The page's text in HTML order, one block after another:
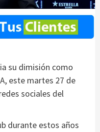
su dimisión como
este martes 27 de
sociales del
durante estos años